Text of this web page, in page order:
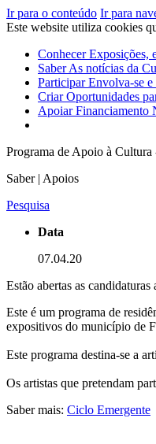
Ir para o conteúdo Ir para
Este website utiliza cookies
ConhecerExposições,
SaberAs notícias da
ParticiparEnvolva-se
CriarOportunidades
ApoiarFinanciamento
Programa de Apoio à
Saber | Apoios
Pesquisa
Data
07.04.20
Estão abertas as
Este é um programa de
expositivos do município de
Este programa destina-se a
Os artistas que pretendam
Saber mais: Ciclo Emergente